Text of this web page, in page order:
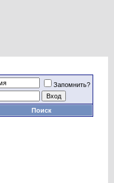
Запомнить?
Поиск